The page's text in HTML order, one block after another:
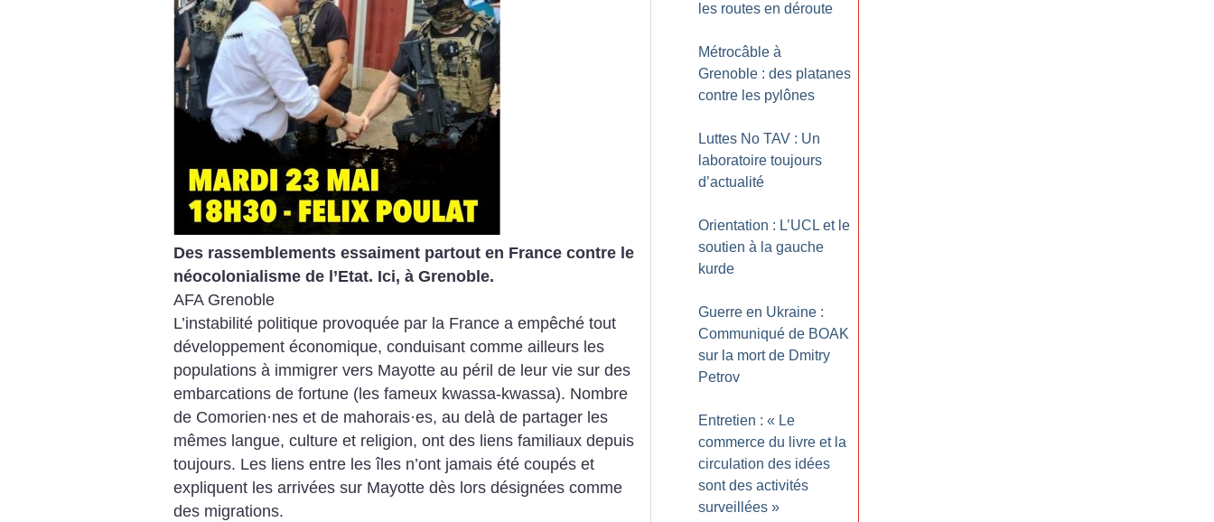
Des rassemblements essaiment partout en France contre le
néocolonialisme de l’Etat. Ici, à Grenoble.
AFA Grenoble
L’instabilité politique provoquée par la France a empêché tout
développement économique, conduisant comme ailleurs les
populations à immigrer vers Mayotte au péril de leur vie sur des
embarcations de fortune (les fameux kwassa-kwassa). Nombre
de Comorien·nes et de mahorais·es, au delà de partager les
mêmes langue, culture et religion, ont des liens familiaux depuis
toujours. Les liens entre les îles n’ont jamais été coupés et
expliquent les arrivées sur Mayotte dès lors désignées comme
des migrations.
les routes en déroute
Métrocâble à
Grenoble : des platanes
contre les pylônes
Luttes No TAV : Un
laboratoire toujours
d’actualité
Orientation : L’UCL et le
soutien à la gauche
kurde
Guerre en Ukraine :
Communiqué de BOAK
sur la mort de Dmitry
Petrov
Entretien : « Le
commerce du livre et la
circulation des idées
sont des activités
surveillées »